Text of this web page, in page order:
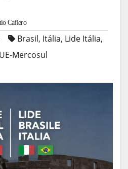
Cafiero
Brasil, Itália, Lide Itália,
UE-Mercosul